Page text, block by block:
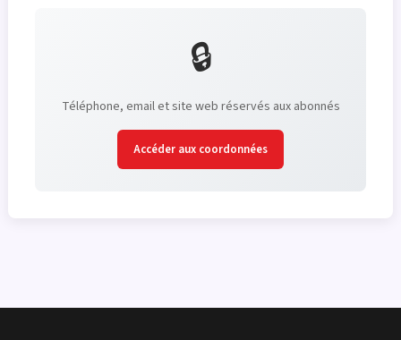
🔒
Téléphone, email et site web réservés aux abonnés
Accéder aux coordonnées